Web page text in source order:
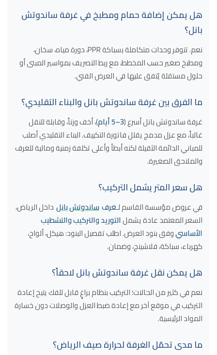
هل يمكن إضافة حمام ومطبخ في غرفة ساندوتش
بانل؟
نعم. تتوفر وحدات متكاملة بسباكة PPR، دورة مياه، سخان،
ومطبخ صغير حسب المخطط، مع ربط التصريف بمواسير المبنى أو
حلول مستقلة يُتفق عليها في العرض الفني.
ما الفرق بين غرفة ساندوتش بانل والبناء التقليدي؟
غرفة ساندوتش بانل أسرع (3–5 أيام
)، أخف وزناً، وقابلة للنقل
غالباً، مع عزل مدمج يقلل فاتورة التكييف. البناء التقليدي أصلب
للمباني الدائمة الثقيلة لكنه أبطأ وأعلى تكلفة زمنية ومالية للغرف
والملاحق الصغيرة.
هل سعر المتر يشمل التركيب؟
في عروض مؤسسة القاسم لـغرفساندوتش بانل داخل الرياض،
السعر المعتمد عادة يشملالتوريد والتركيب والتشطيب
الأساسيوفق بنود العرض. اطلب تفصيل البنود: هيكل، ألواح،
كهرباء، سباكة، فلاشينج، وضمان.
هل يمكن نقل غرفة ساندوتش بانل لاحقاً؟
نعم في كثير من الحالات؛ التركيب بنظام براغٍ قابل للفك يتيح إعادة
التركيب في موقع آخر مع إعادة ضبط العزل والوصلات دون خسارة
المواد الرئيسية.
ما مدى تحمّل الغرفة لحرارة صيف الرياض؟